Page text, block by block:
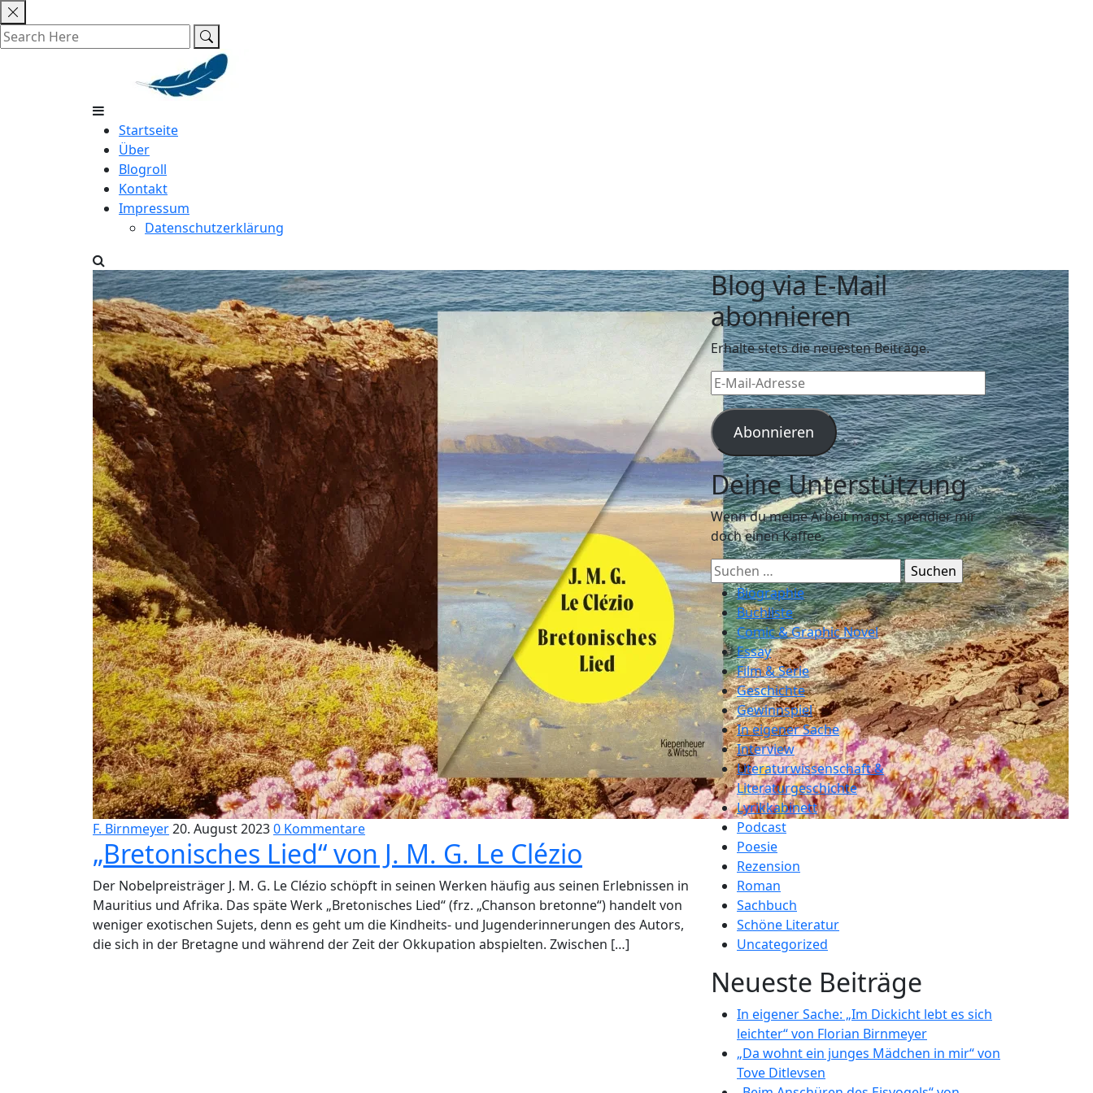
Skip
to
content
Startseite
Über
Blogroll
Kontakt
Impressum
Datenschutzerklärung
F. Birnmeyer20. August 20230 Kommentare
„Bretonisches Lied“ von J. M. G. Le Clézio
Der Nobelpreisträger J. M. G. Le Clézio schöpft in seinen Werken häufig aus seinen Erlebnissen in
Mauritius und Afrika. Das späte Werk „Bretonisches Lied“ (frz. „Chanson bretonne“) handelt von
weniger exotischen Sujets, denn es geht um die Kindheits- und Jugenderinnerungen des Autors,
die sich in der Bretagne und während der Zeit der Okkupation abspielten. Zwischen […]
Blog via E-Mail
abonnieren
Erhalte stets die neuesten Beiträge.
E-
Mail-
Adresse
Abonnieren
Deine Unterstützung
Wenn du meine Arbeit magst, spendier mir
doch einen Kaffee.
Suchen
nach:Biographie
Buchliste
Comic & Graphic Novel
Essay
Film & Serie
Geschichte
Gewinnspiel
In eigener Sache
Interview
Literaturwissenschaft &
Literaturgeschichte
Lyrikkabinett
Podcast
Poesie
Rezension
Roman
Sachbuch
Schöne Literatur
Uncategorized
Neueste Beiträge
In eigener Sache: „Im Dickicht lebt es sich
leichter“ von Florian Birnmeyer
„Da wohnt ein junges Mädchen in mir“ von
Tove Ditlevsen